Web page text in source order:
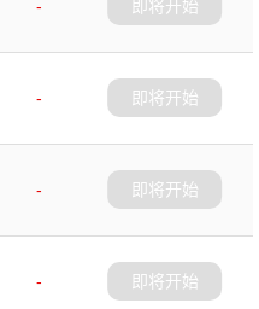
-
即将开始
-
即将开始
-
即将开始
-
即将开始